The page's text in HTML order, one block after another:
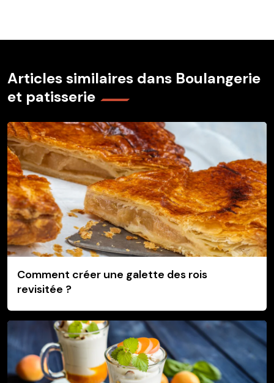
Articles similaires dans Boulangerie
et patisserie
Comment créer une galette des rois
revisitée ?